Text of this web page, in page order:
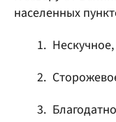
населенных
Нескучное,